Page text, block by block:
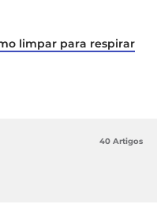
limpar para respirar
40 Artigos